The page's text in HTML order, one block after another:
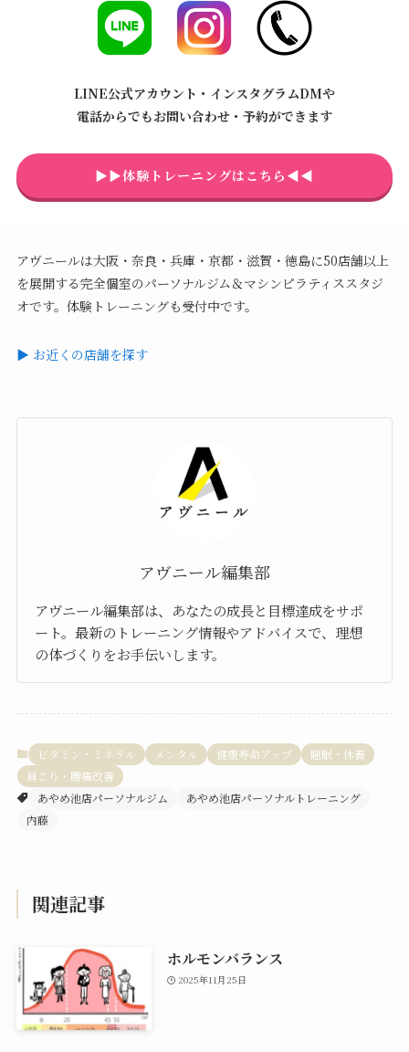
LINE公式アカウント・インスタグラムDMや
電話からでもお問い合わせ・予約ができます
▶▶体験トレーニングはこちら◀◀
アヴニールは大阪・奈良・兵庫・京都・滋賀・徳島に50店舗以上
を展開する完全個室のパーソナルジム＆マシンピラティススタジ
オです。体験トレーニングも受付中です。
▶ お近くの店舗を探す
アヴニール編集部
アヴニール編集部は、あなたの成長と目標達成をサポ
ート。最新のトレーニング情報やアドバイスで、理想
の体づくりをお手伝いします。
ビタミン・ミネラル メンタル 健康寿命アップ
睡眠・休養
肩こり・腰痛改善
あやめ池店パーソナルジム
あやめ池店パーソナルトレーニング
内藤
関連記事
ホルモンバランス
2025年11月25日